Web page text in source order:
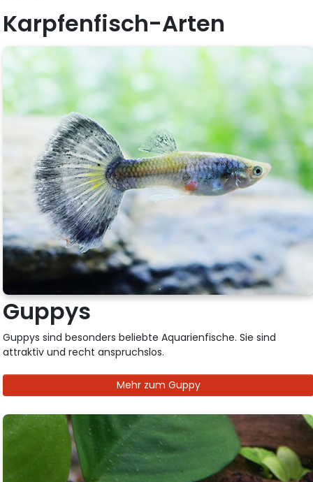
Karpfenfisch-Arten
Guppys
Guppys sind besonders beliebte Aquarienfische. Sie sind
attraktiv und recht anspruchslos.
Mehr zum Guppy